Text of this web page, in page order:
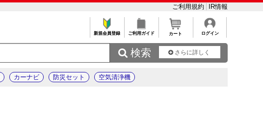
ご利用規約 IR情報
新規会員登録 ご利用ガイド カート ログイン
 検索 さらに詳しく
カーナビ 防災セット 空気清浄機